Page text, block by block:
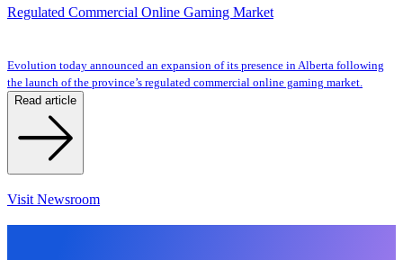
Regulated Commercial Online Gaming Market
Evolution today announced an expansion of its presence in Alberta following
the launch of the province’s regulated commercial online gaming market.
Read article
Visit Newsroom